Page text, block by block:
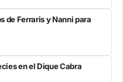
de Ferraris y Nanni para
en el Dique Cabra